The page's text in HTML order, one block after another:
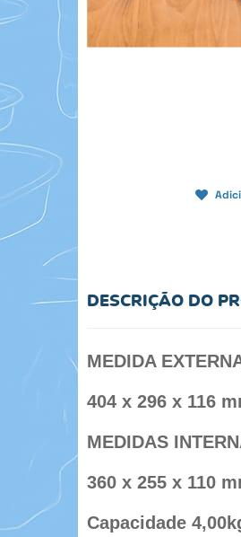
DESCRIÇÃO DO
MEDIDA
404 x 296 x 116
MEDIDAS
360 x 255 x 110
Capacidade